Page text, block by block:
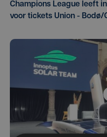
Champions League leeft
voor tickets Union - Bodø/